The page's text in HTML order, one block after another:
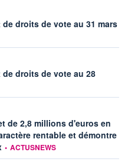
droits de vote au 31 mars
de droits de vote au 28
de 2,8 millions d'euros en
rentable et démontre
information fournie par
• ACTUSNEWS